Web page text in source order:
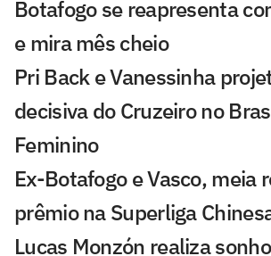
Botafogo se reapresenta
e mira mês cheio
Pri Back e Vanessinha
decisiva do Cruzeiro no
Feminino
Ex-Botafogo e Vasco, meia
prêmio na Superliga
Lucas Monzón realiza